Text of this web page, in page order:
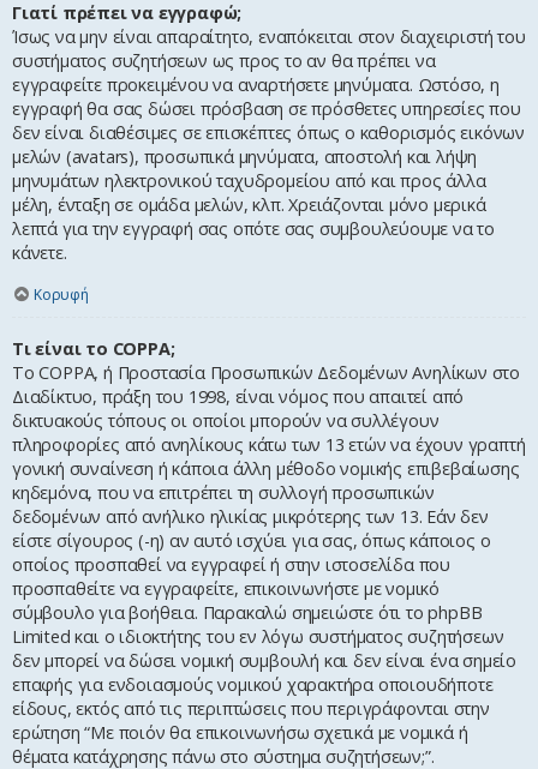
Γιατί πρέπει να εγγραφώ;
Ίσως να μην είναι απαραίτητο, εναπόκειται στον διαχειριστή του
συστήματος συζητήσεων ως προς το αν θα πρέπει να
εγγραφείτε προκειμένου να αναρτήσετε μηνύματα. Ωστόσο, η
εγγραφή θα σας δώσει πρόσβαση σε πρόσθετες υπηρεσίες που
δεν είναι διαθέσιμες σε επισκέπτες όπως ο καθορισμός εικόνων
μελών (avatars), προσωπικά μηνύματα, αποστολή και λήψη
μηνυμάτων ηλεκτρονικού ταχυδρομείου από και προς άλλα
μέλη, ένταξη σε ομάδα μελών, κλπ. Χρειάζονται μόνο μερικά
λεπτά για την εγγραφή σας οπότε σας συμβουλεύουμε να το
κάνετε.
Κορυφή
Τι είναι το COPPA;
Το COPPA, ή Προστασία Προσωπικών Δεδομένων Ανηλίκων στο
Διαδίκτυο, πράξη του 1998, είναι νόμος που απαιτεί από
δικτυακούς τόπους οι οποίοι μπορούν να συλλέγουν
πληροφορίες από ανηλίκους κάτω των 13 ετών να έχουν γραπτή
γονική συναίνεση ή κάποια άλλη μέθοδο νομικής επιβεβαίωσης
κηδεμόνα, που να επιτρέπει τη συλλογή προσωπικών
δεδομένων από ανήλικο ηλικίας μικρότερης των 13. Εάν δεν
είστε σίγουρος (-η) αν αυτό ισχύει για σας, όπως κάποιος ο
οποίος προσπαθεί να εγγραφεί ή στην ιστοσελίδα που
προσπαθείτε να εγγραφείτε, επικοινωνήστε με νομικό
σύμβουλο για βοήθεια. Παρακαλώ σημειώστε ότι το phpBB
Limited και ο ιδιοκτήτης του εν λόγω συστήματος συζητήσεων
δεν μπορεί να δώσει νομική συμβουλή και δεν είναι ένα σημείο
επαφής για ενδοιασμούς νομικού χαρακτήρα οποιουδήποτε
είδους, εκτός από τις περιπτώσεις που περιγράφονται στην
ερώτηση “Με ποιόν θα επικοινωνήσω σχετικά με νομικά ή
θέματα κατάχρησης πάνω στο σύστημα συζητήσεων;”.